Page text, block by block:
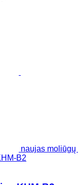
naujas
B2